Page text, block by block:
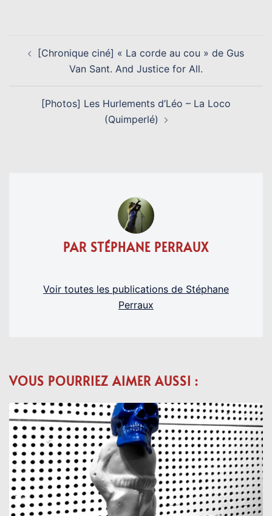
D’ARTICLE
[Chronique ciné] « La corde au cou » de Gus
Van Sant. And Justice for All.
[Photos] Les Hurlements d’Léo – La Loco
(Quimperlé)
PAR STÉPHANE PERRAUX
Voir toutes les publications de Stéphane
Perraux
VOUS POURRIEZ AIMER AUSSI :